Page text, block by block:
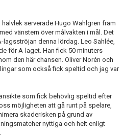
serverade Hugo Wahlgren fram
vänstern över målvakten i mål. Det
denna lördag. Leo Sahlée,
för A-laget. Han fick 50 minuters
den här chansen. Oliver Norén och
som också fick speltid och jag var
som fick behövlig speltid efter
möjligheten att gå runt på spelare,
skaderisken på grund av
nyttiga och helt enligt